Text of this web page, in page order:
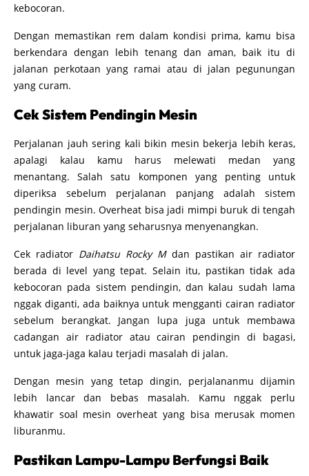
kebocoran.
Dengan memastikan rem dalam kondisi prima, kamu bisa
berkendara dengan lebih tenang dan aman, baik itu di
jalanan perkotaan yang ramai atau di jalan pegunungan
yang curam.
Cek Sistem Pendingin Mesin
Perjalanan jauh sering kali bikin mesin bekerja lebih keras,
apalagi kalau kamu harus melewati medan yang
menantang. Salah satu komponen yang penting untuk
diperiksa sebelum perjalanan panjang adalah sistem
pendingin mesin. Overheat bisa jadi mimpi buruk di tengah
perjalanan liburan yang seharusnya menyenangkan.
Cek radiator Daihatsu Rocky Mdan pastikan air radiator
berada di level yang tepat. Selain itu, pastikan tidak ada
kebocoran pada sistem pendingin, dan kalau sudah lama
nggak diganti, ada baiknya untuk mengganti cairan radiator
sebelum berangkat. Jangan lupa juga untuk membawa
cadangan air radiator atau cairan pendingin di bagasi,
untuk jaga-jaga kalau terjadi masalah di jalan.
Dengan mesin yang tetap dingin, perjalananmu dijamin
lebih lancar dan bebas masalah. Kamu nggak perlu
khawatir soal mesin overheat yang bisa merusak momen
liburanmu.
Pastikan Lampu-Lampu Berfungsi Baik